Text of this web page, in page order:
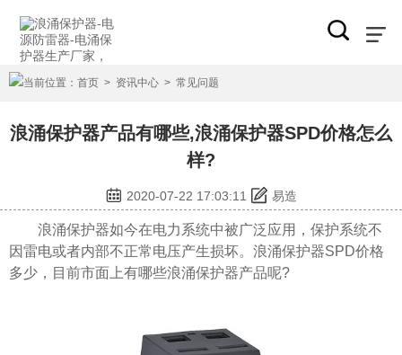
当前位置： 首页 > 资讯中心 > 常见问题
浪涌保护器产品有哪些,浪涌保护器SPD价格怎么
样?
2020-07-22 17:03:11 易造
浪涌保护器如今在电力系统中被广泛应用，保护系统不
因雷电或者内部不正常电压产生损坏。 浪涌保护器SPD价格
多少，目前市面上有哪些浪涌保护器产品呢?